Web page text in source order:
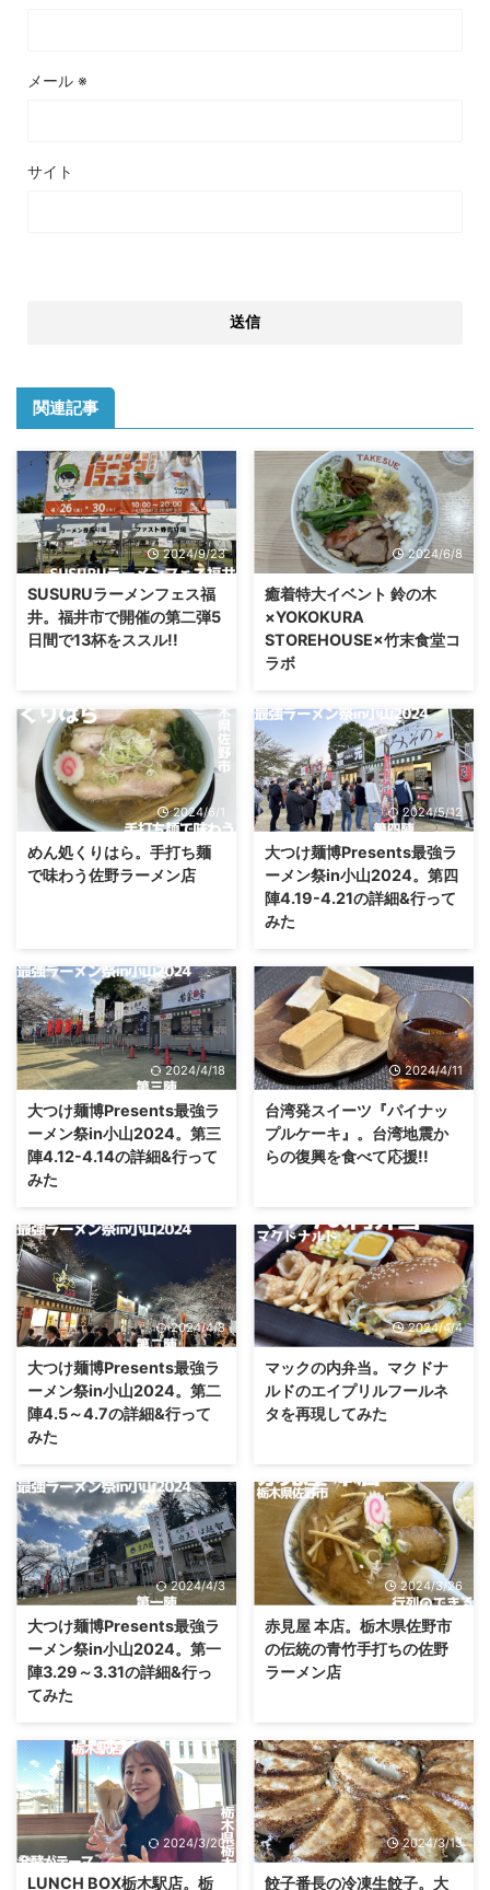
メール ※
サイト
関連記事
2024/9/23
SUSURUラーメンフェス福
井。福井市で開催の第二弾5
日間で13杯をススル!!
2024/6/8
癒着特大イベント 鈴の木
×YOKOKURA
STOREHOUSE×竹末食堂コ
ラボ
2024/6/1
めん処くりはら。手打ち麺
で味わう佐野ラーメン店
2024/5/12
大つけ麺博Presents最強ラ
ーメン祭in小山2024。第四
陣4.19-4.21の詳細&行って
みた
2024/4/18
大つけ麺博Presents最強ラ
ーメン祭in小山2024。第三
陣4.12-4.14の詳細&行って
みた
2024/4/11
台湾発スイーツ『パイナッ
プルケーキ』。台湾地震か
らの復興を食べて応援!!
2024/4/8
大つけ麺博Presents最強ラ
ーメン祭in小山2024。第二
陣4.5～4.7の詳細&行って
みた
2024/4/4
マックの内弁当。マクドナ
ルドのエイプリルフールネ
タを再現してみた
2024/4/3
大つけ麺博Presents最強ラ
ーメン祭in小山2024。第一
陣3.29～3.31の詳細&行っ
てみた
2024/3/26
赤見屋 本店。栃木県佐野市
の伝統の青竹手打ちの佐野
ラーメン店
2024/3/20
LUNCH BOX栃木駅店。栃
2024/3/13
餃子番長の冷凍生餃子。大